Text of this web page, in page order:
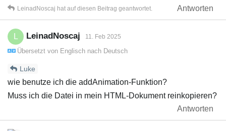
Antworten
LeinadNoscaj hat auf diesen Beitrag geantwortet.
LeinadNoscaj 11. Feb 2025
Übersetzt von Englisch nach Deutsch
Luke
wie benutze ich die addAnimation-Funktion?
Muss ich die Datei in mein HTML-Dokument reinkopieren?
Antworten